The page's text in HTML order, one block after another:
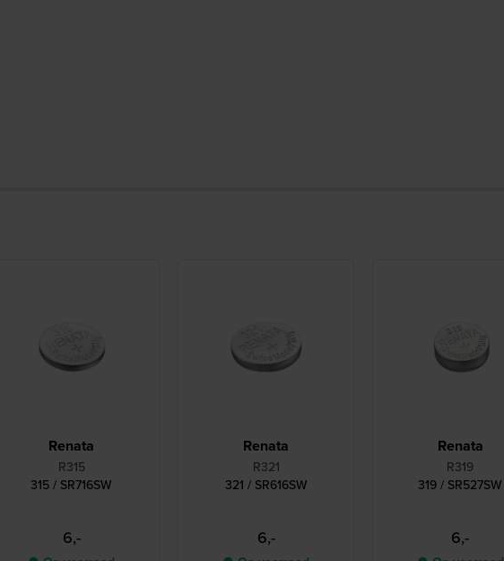
Renata
R315
315 / SR716SW
6,-
Renata
R321
321 / SR616SW
6,-
Renata
R319
319 / SR527SW
6,-